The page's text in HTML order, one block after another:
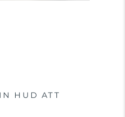
HUD ATT